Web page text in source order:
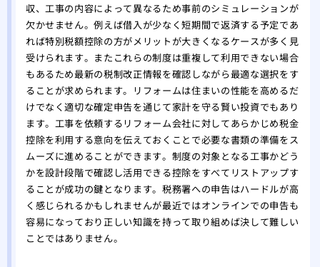
収、工事の内容によって異なるため事前のシミュレーションが
欠かせません。例えば借入が少なく短期間で返済する予定であ
れば特別税額控除の方がメリットが大きくなるケースが多く見
受けられます。またこれらの制度は重複して利用できない場合
もあるため最新の税制改正情報を確認しながら最適な選択をす
ることが求められます。リフォームは住まいの性能を高めるだ
けでなく適切な確定申告を通じて家計を守る賢い投資でもあり
ます。工事を依頼するリフォーム会社に対してあらかじめ税金
控除を利用する意向を伝えておくことで必要な書類の準備をス
ムーズに進めることができます。制度の対象となる工事かどう
かを設計段階で確認し活用できる控除をすべてリストアップす
ることが成功の鍵となります。税務署への申告はハードルが高
く感じられるかもしれませんが最近ではオンラインでの申告も
容易になっており正しい知識を持って取り組めば決して難しい
ことではありません。